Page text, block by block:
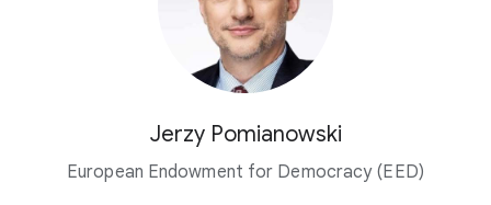
Jerzy Pomianowski
European Endowment for Democracy (EED)